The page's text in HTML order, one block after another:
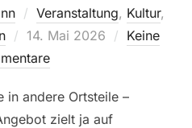
Veranstaltung, Kultur,
Veröffentlicht
am
14. Mai 2026
Keine
in andere Ortsteile –
zielt ja auf